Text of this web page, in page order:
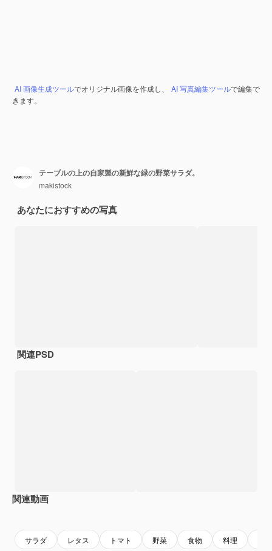
AI 画像生成ツールでオリジナル画像を作成し、 AI 写真編集ツールで編集で
きます。
テーブルの上の自家製の新鮮な緑の野菜サラダ。
makistock
あなたにおすすめの写真
関連PSD
関連動画
サラダ レタス トマト 野菜 食物 料理